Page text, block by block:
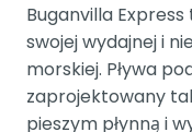
Buganvilla
swojej wydajnej i
morskiej. Pływa
zaprojektowany
pieszym płynną i